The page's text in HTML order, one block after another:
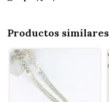
Productos similares